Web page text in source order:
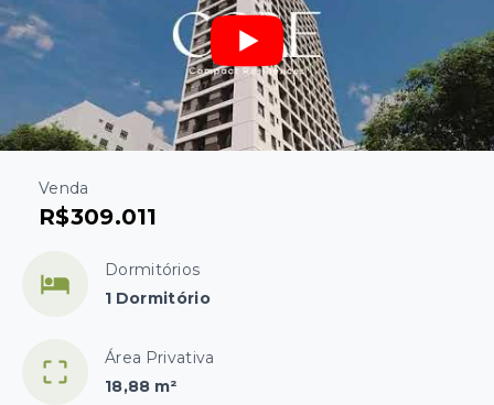
Venda
R$309.011
Dormitórios
1 Dormitório
Área Privativa
18,88 m²